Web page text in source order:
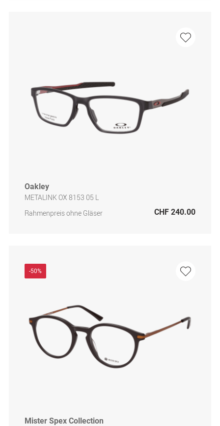
Oakley
METALINK OX 8153 05 L
Rahmenpreis ohne Gläser
CHF 240.00
-50%
Mister Spex Collection